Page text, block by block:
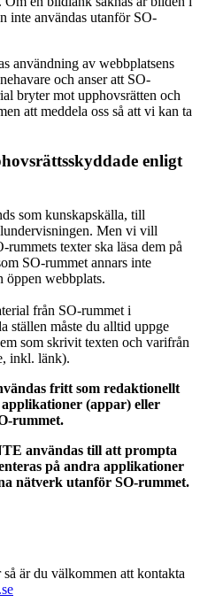
inte användas utanför SO-
användning av webbplatsens
och anser att SO-
bryter mot upphovsrätten och
att meddela oss så att vi kan ta
enligt
som kunskapskälla, till
Men vi vill
texter ska läsa dem på
SO-rummet annars inte
öppen webbplats.
från SO-rummet i
ställen måste du alltid uppge
som skrivit texten och varifrån
inkl. länk).
fritt som redaktionellt
(appar) eller
rummet.
användas till att prompta
på andra applikationer
nätverk utanför SO-rummet.
är du välkommen att kontakta